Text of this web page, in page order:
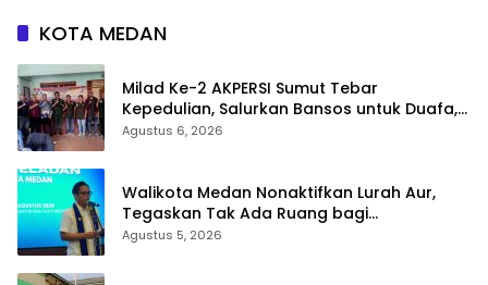
KOTA MEDAN
Milad Ke-2 AKPERSI Sumut Tebar
Kepedulian, Salurkan Bansos untuk Duafa,
Lansia, dan Anak Yatim
Agustus 6, 2026
Walikota Medan Nonaktifkan Lurah Aur,
Tegaskan Tak Ada Ruang bagi
Penyalahgunaan Wewenang
Agustus 5, 2026